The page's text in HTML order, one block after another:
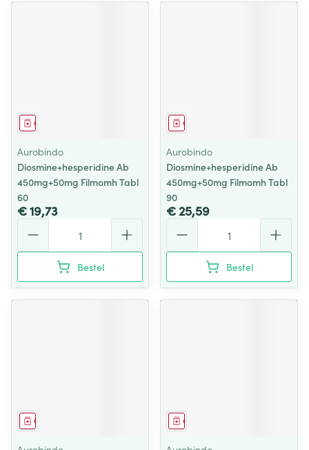
Geneesmiddel
Aurobindo
Diosmine+hesperidine Ab
450mg+50mg Filmomh Tabl
60
€ 19,73
Bestel
Geneesmiddel
Aurobindo
Diosmine+hesperidine Ab
450mg+50mg Filmomh Tabl
90
€ 25,59
Bestel
Geneesmiddel Geneesmiddel